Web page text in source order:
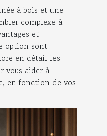
à bois et une
complexe à
et
option sont
en détail les
vous aider à
en fonction de vos